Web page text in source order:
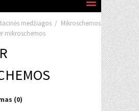
medžiagos / Mikroschemos
mikroschemos
(0)